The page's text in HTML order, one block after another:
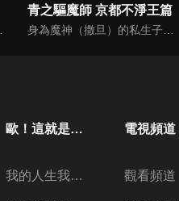
青之驅魔師 京都不淨王篇
歐！這就是人生啊
我的人生我做主
電視頻道
觀看頻道